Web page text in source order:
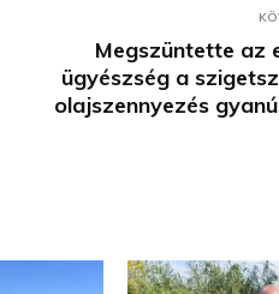
Megszüntette az
ügyészség a
olajszennyezés